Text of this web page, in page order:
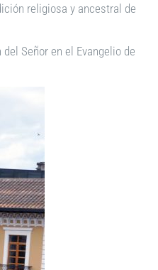
religiosa y ancestral de
Señor en el Evangelio de